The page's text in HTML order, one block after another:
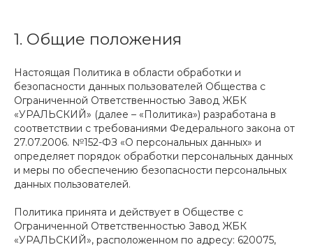
1. Общие положения
Настоящая Политика в области обработки и
безопасности данных пользователей Общества с
Ограниченной Ответственностью Завод ЖБК
«УРАЛЬСКИЙ» (далее – «Политика») разработана в
соответствии с требованиями Федерального закона от
27.07.2006. №152-ФЗ «О персональных данных» и
определяет порядок обработки персональных данных
и меры по обеспечению безопасности персональных
данных пользователей.
Политика принята и действует в Обществе с
Ограниченной Ответственностью Завод ЖБК
«УРАЛЬСКИЙ», расположенном по адресу: 620075,